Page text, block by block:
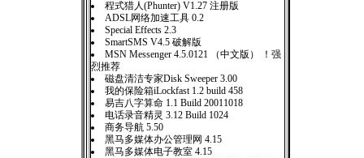
程式猎人(Phunter) V1.27 注册版
ADSL网络加速工具 0.2
Special Effects 2.3
SmartSMS V4.5 破解版
MSN Messenger 4.5.0121 （中文版） ！强
烈推荐
磁盘清洁专家Disk Sweeper 3.00
我的保险箱iLockfast 1.2 build 458
易吉八字算命 1.1 Build 20011018
电话录音精灵 3.12 Build 1024
商务导航 5.50
黑马多媒体办公管理网 4.15
黑马多媒体电子教室 4.15